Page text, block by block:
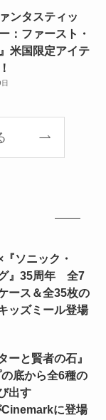
ンタスティッ
：ファースト・
米国限定アイテ
ソニック・
』35周年 全7
ース＆全35枚の
ッズミール登場
ーと賢者の石』
底から全6種の
出す
Cinemarkに登場